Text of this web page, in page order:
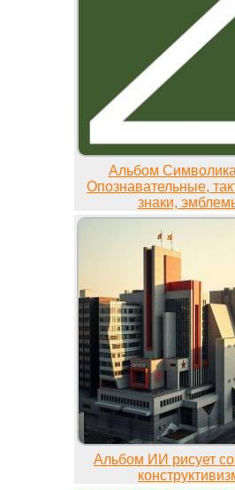
Альбом
Опознавательные,
знаки,
Альбом ИИ рисует